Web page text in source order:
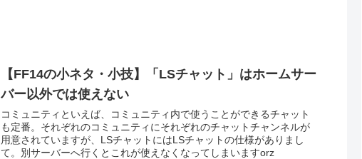
【FF14の小ネタ・小技】「LSチャット」はホームサー
バー以外では使えない
コミュニティといえば、コミュニティ内で使うことができるチャット
も定番。それぞれのコミュニティにそれぞれのチャットチャンネルが
用意されていますが、LSチャットにはLSチャットの仕様がありまし
て。別サーバーへ行くとこれが使えなくなってしまいますorz